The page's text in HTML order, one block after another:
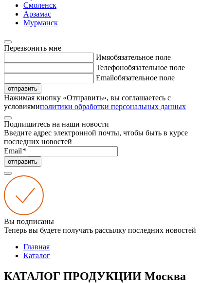
Смоленск
Арзамас
Мурманск
Перезвонить мне
Имяобязательное поле
Телефонобязательное поле
Emailобязательное поле
отправить
Нажимая кнопку «Отправить», вы соглашаетесь с
условиямиполитики обработки персональных данных
Подпишитесь на наши новости
Введите адрес электронной почты, чтобы быть в курсе
последних новостей
Email*
отправить
Вы подписаны
Теперь вы будете получать рассылку последних новостей
Главная
Каталог
КАТАЛОГ ПРОДУКЦИИ Москва